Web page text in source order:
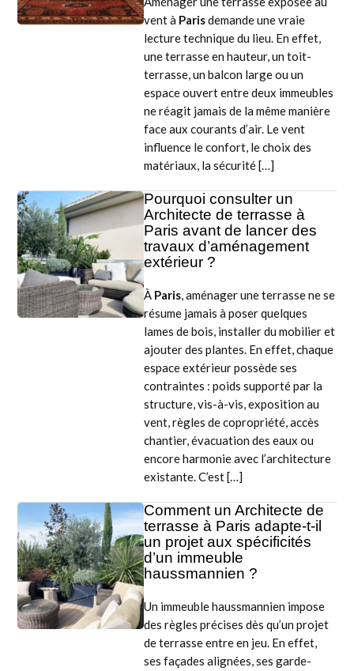
vent à Parisdemande une vraie
lecture technique du lieu. En effet,
une terrasse en hauteur, un toit-
terrasse, un balcon large ou un
espace ouvert entre deux immeubles
ne réagit jamais de la même manière
face aux courants d’air. Le vent
influence le confort, le choix des
matériaux, la sécurité […]
Pourquoi consulter un
Architecte de terrasse à
Paris avant de lancer des
travaux d’aménagement
extérieur ?
À Paris, aménager une terrasse ne se
résume jamais à poser quelques
lames de bois, installer du mobilier et
ajouter des plantes. En effet, chaque
espace extérieur possède ses
contraintes : poids supporté par la
structure, vis-à-vis, exposition au
vent, règles de copropriété, accès
chantier, évacuation des eaux ou
encore harmonie avec l’architecture
existante. C’est […]
Comment un Architecte de
terrasse à Paris adapte-t-il
un projet aux spécificités
d’un immeuble
haussmannien ?
Un immeuble haussmannien impose
des règles précises dès qu’un projet
de terrasse entre en jeu. En effet,
ses façades alignées, ses garde-